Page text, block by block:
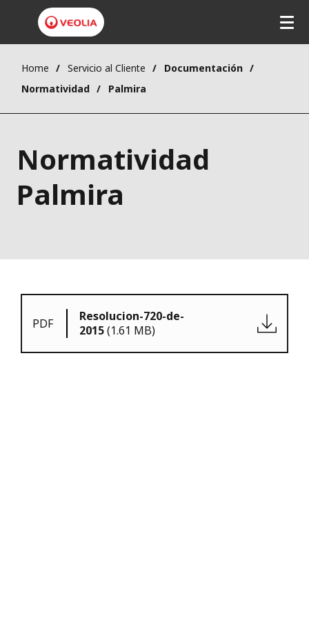
Home Servicio al Cliente
Documentación
Normatividad
Palmira
Normatividad
Palmira
PDF
Resolucion-720-de-
2015(1.61 MB)